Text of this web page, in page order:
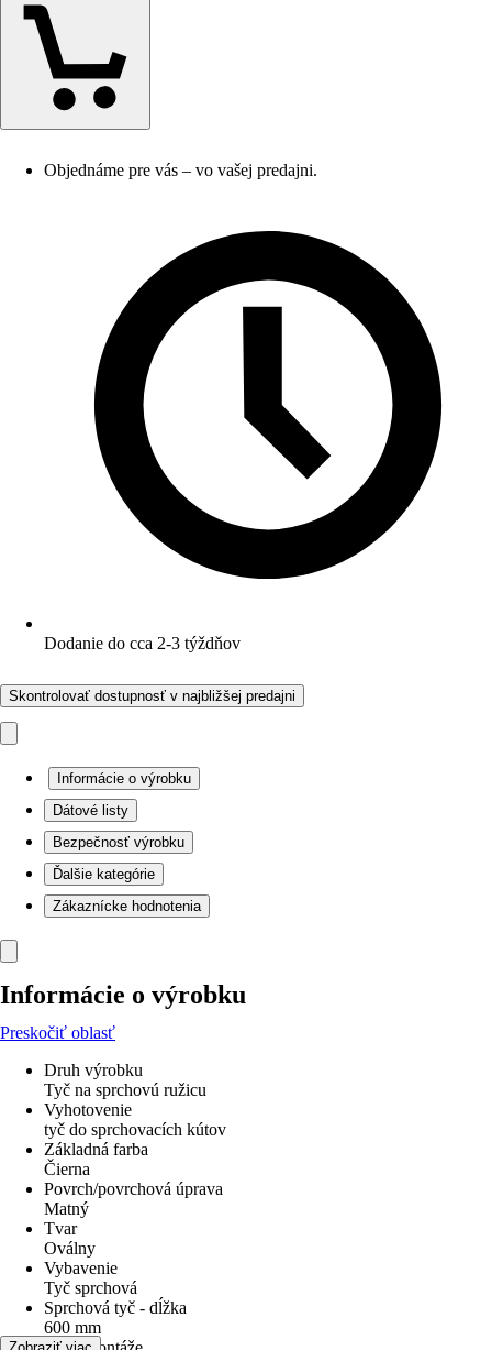
Objednáme pre vás – vo vašej predajni.
Dodanie do cca 2-3 týždňov
Skontrolovať dostupnosť v najbližšej predajni
Informácie o výrobku
Dátové listy
Bezpečnosť výrobku
Ďalšie kategórie
Zákaznícke hodnotenia
Informácie o výrobku
Preskočiť oblasť
Druh výrobku
Tyč na sprchovú ružicu
Vyhotovenie
tyč do sprchovacích kútov
Základná farba
Čierna
Povrch/povrchová úprava
Matný
Tvar
Oválny
Vybavenie
Tyč sprchová
Sprchová tyč - dĺžka
600 mm